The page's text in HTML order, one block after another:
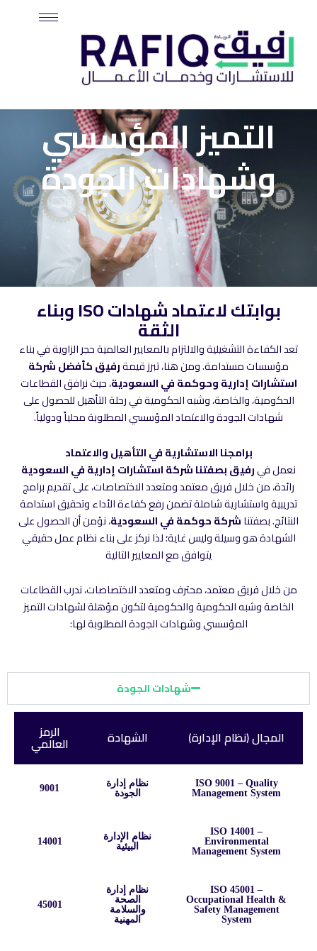
المحتوى
التميز المؤسسي
وشهادات الجودة
بوابتك لاعتماد شهادات ISO وبناء
الثقة
تعد الكفاءة التشغيلية والالتزام بالمعايير العالمية حجر الزاوية في بناء
مؤسسات مستدامة. ومن هنا، تبرز قيمةرفيق كأفضل شركة
استشارات إدارية وحوكمة في السعودية، حيث نرافق القطاعات
الحكومية، والخاصة، وشبه الحكومية في رحلة التأهيل للحصول على
شهادات الجودة والاعتماد المؤسسي المطلوبة محلياً ودولياً.
برامجنا الاستشارية في التأهيل والاعتماد
نعمل فيرفيق بصفتنا شركة استشارات إدارية في السعودية
رائدة، من خلال فريق معتمد ومتعدد الاختصاصات، على تقديم برامج
تدريبية واستشارية شاملة تضمن رفع كفاءة الأداء وتحقيق استدامة
النتائج. بصفتناشركة حوكمة في السعودية، نؤمن أن الحصول على
الشهادة هو وسيلة وليس غاية؛ لذا نركز على بناء نظام عمل حقيقي
يتوافق مع المعايير التالية
من خلال فريق معتمد، محترف ومتعدد الاختصاصات، ندرب القطاعات
الخاصة وشبه الحكومية والحكومية لتكون مؤهلة لشهادات التميز
المؤسسي وشهادات الجودة المطلوبة لها:
شهادات الجودة
المجال (نظام الإدارة) الشهادة الرمز
العالمي
ISO 9001 – Quality
Management System
نظام إدارة
الجودة
9001
ISO 14001 –
Environmental
Management System
نظام الإدارة
البيئية
14001
ISO 45001 –
Occupational Health &
Safety Management
System
نظام إدارة
الصحة
والسلامة
المهنية
45001